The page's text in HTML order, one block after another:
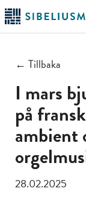
Hoppa
till
huvudinnehållet
← Tillbaka
I mars
på
ambient
28.02.2025